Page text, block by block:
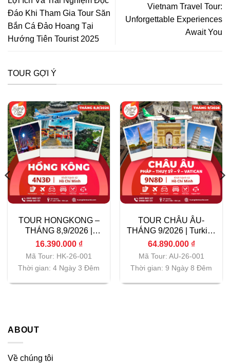
Đáo Khi Tham Gia Tour Săn
Bắn Cá Đảo Hoang Tại
Hướng Tiên Tourist 2025
Vietnam Travel Tour:
Unforgettable Experiences
Await You
TOUR GỢI Ý
TOUR HONGKONG –
THÁNG 8,9/2026 |
Vietnam Airlines|
16.390.000 ₫
Mã Tour: HK-26-001
Thời gian: 4 Ngày 3 Đêm
TOUR CHÂU ÂU-
THÁNG 9/2026 | Turkish
Airlines| TP.HCM
64.890.000 ₫
Mã Tour: AU-26-001
Thời gian: 9 Ngày 8 Đêm
ABOUT
Về chúng tôi